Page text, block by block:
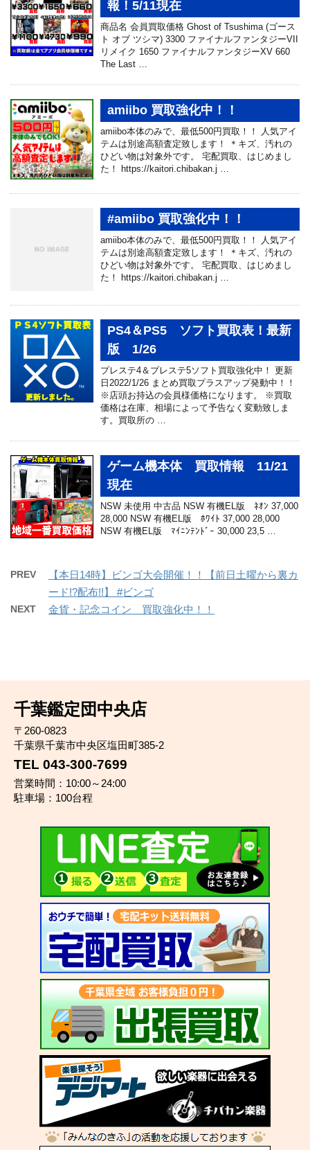
報！5/11現在
商品名 会員買取価格 Ghost of Tsushima (ゴース
ト オブ ツシマ) 3300 ファイナルファンタジーVII
リメイク 1650 ファイナルファンタジーXV 660
The Last …
amiibo 買取強化中！！
amiibo本体のみで、最低500円買取！！ 人気アイ
テムは別途高額査定致します！ ＊キズ、汚れの
ひどい物は対象外です。 宅配買取、はじめまし
た！ https://kaitori.chibakan.j …
#amiibo 買取強化中！！
amiibo本体のみで、最低500円買取！！ 人気アイ
テムは別途高額査定致します！ ＊キズ、汚れの
ひどい物は対象外です。 宅配買取、はじめまし
た！ https://kaitori.chibakan.j …
PS4＆PS5 ソフト買取表！最新
版 1/26
プレステ4＆プレステ5ソフト買取強化中！ 更新
日2022/1/26 まとめ買取プラスアップ発動中！！
※店頭お持込の会員様価格になります。 ※買取
価格は在庫、相場によって予告なく変動致しま
す。買取所の …
ゲーム機本体 買取情報 11/21
現在
NSW 未使用 中古品 NSW 有機EL版 ﾈｵﾝ 37,000
28,000 NSW 有機EL版 ﾎﾜｲﾄ 37,000 28,000
NSW 有機EL版 ﾏｲﾆﾝﾃﾝﾄﾞｰ 30,000 23,5 …
PREV
【本日14時】ビンゴ大会開催！！【前日土曜から裏カ
ード!?配布!!】 #ビンゴ
NEXT 金貨・記念コイン 買取強化中！！
千葉鑑定団中央店
〒260-0823
千葉県千葉市中央区塩田町385-2
TEL 043-300-7699
営業時間：10:00～24:00
駐車場：100台程